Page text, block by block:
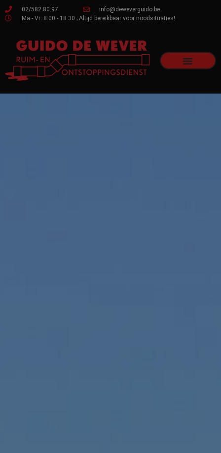
02/582.80.97
info@deweverguido.be
Ma - Vr: 8:00 - 18:30 ; Altijd bereikbaar voor noodsituaties!